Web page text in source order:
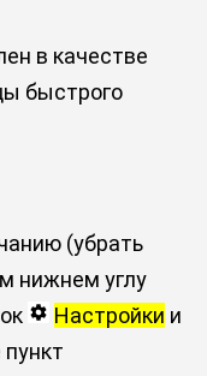
в качестве
быстрого
(убрать
нижнем углу
Настройки и